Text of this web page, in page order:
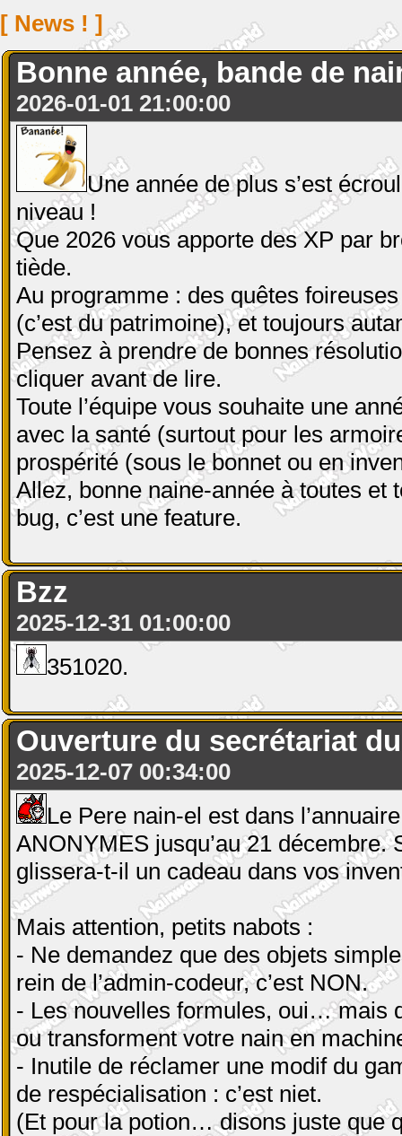
[ News ! ]
Bonne année, bande de
2026-01-01 21:00:00
Une année de plus s’est
niveau !
Que 2026 vous apporte des XP par
tiède.
Au programme : des quêtes
(c’est du patrimoine), et toujours
Pensez à prendre de bonnes
cliquer avant de lire.
Toute l’équipe vous souhaite une
avec la santé (surtout pour les
prospérité (sous le bonnet ou en
Allez, bonne naine-année à toutes et
bug, c’est une feature.
Bzz
2025-12-31 01:00:00
351020.
Ouverture du secrétariat
2025-12-07 00:34:00
Le Pere nain-el est dans
ANONYMES jusqu’au 21
glissera-t-il un cadeau dans vos
Mais attention, petits nabots :
- Ne demandez que des objets
rein de l’admin-codeur, c’est NON.
- Les nouvelles formules, oui… mais
ou transforment votre nain en
- Inutile de réclamer une modif du
de respécialisation : c’est niet.
(Et pour la potion… disons juste que